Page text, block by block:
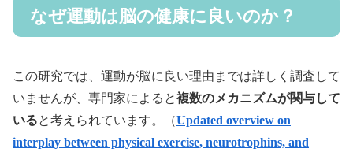
なぜ運動は脳の健康に良いのか？
この研究では、運動が脳に良い理由までは詳しく調査して
いませんが、専門家によると複数のメカニズムが関与して
いると考えられています。（Updated overview on
interplay between physical exercise, neurotrophins, and